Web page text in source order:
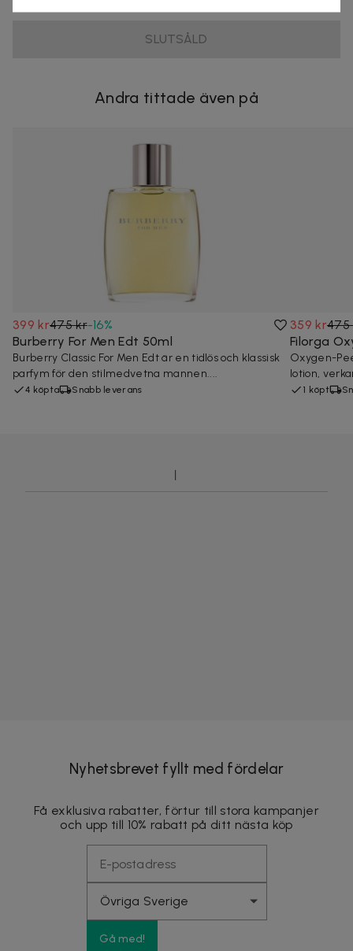
SLUTSÅLD
Andra tittade även på
399 kr475 kr-16%
Burberry For Men Edt 50ml
Burberry Classic For Men Edt är en tidlös och klassisk
parfym för den stilmedvetna mannen....
4 köpta Snabb leverans
359 kr475
Filorga
Oxygen-
lotion,
1 köpt
Nyhetsbrevet fyllt med fördelar
Få exklusiva rabatter, förtur till stora kampanjer
och upp till 10% rabatt på ditt nästa köp
Gå med!